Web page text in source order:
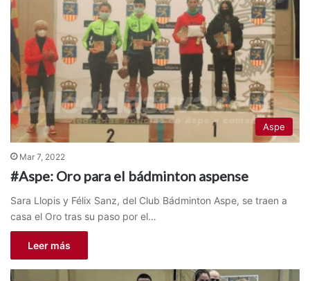
Aspe
Mar 7, 2022
#Aspe: Oro para el bádminton aspense
Sara Llopis y Félix Sanz, del Club Bádminton Aspe, se traen a
casa el Oro tras su paso por el…
Leer más